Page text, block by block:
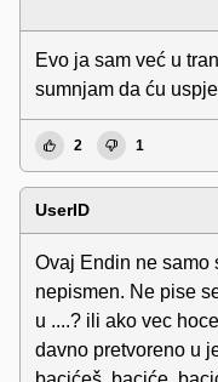
Evo ja sam već u
sumnjam da ću
2 1
UserID
Ovaj Endin ne samo
nepismen. Ne pise
u ....? ili ako vec
davno pretvoreno u